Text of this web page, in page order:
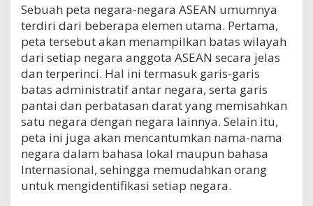
Sebuah peta negara-negara ASEAN umumnya
terdiri dari beberapa elemen utama. Pertama,
peta tersebut akan menampilkan batas wilayah
dari setiap negara anggota ASEAN secara jelas
dan terperinci. Hal ini termasuk garis-garis
batas administratif antar negara, serta garis
pantai dan perbatasan darat yang memisahkan
satu negara dengan negara lainnya. Selain itu,
peta ini juga akan mencantumkan nama-nama
negara dalam bahasa lokal maupun bahasa
Internasional, sehingga memudahkan orang
untuk mengidentifikasi setiap negara.